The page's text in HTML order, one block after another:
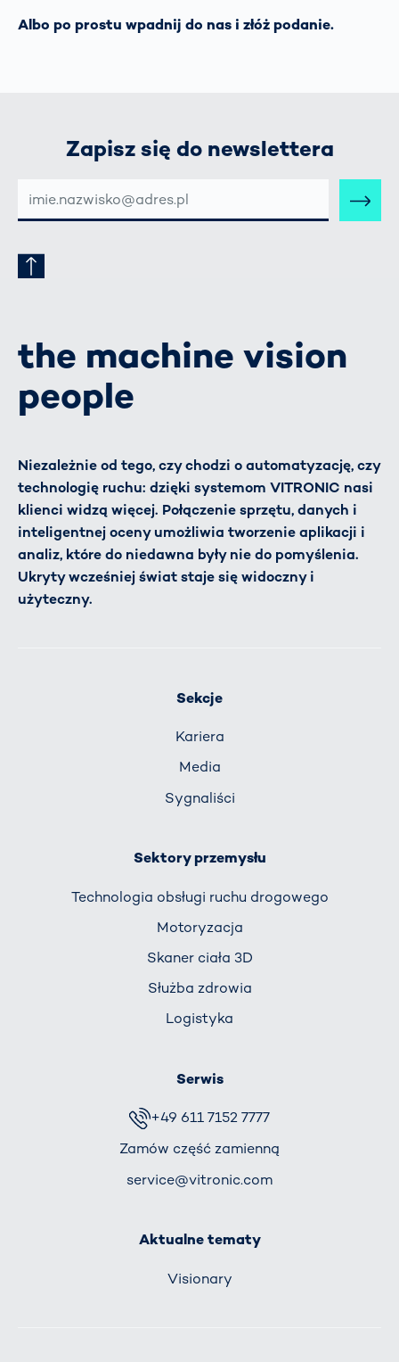
Albo po prostu wpadnij do nas i złóż podanie.
Zapisz się do newslettera
MAIL-
ADRESSE
the machine vision
people
Niezależnie od tego, czy chodzi o automatyzację, czy
technologię ruchu: dzięki systemom VITRONIC nasi
klienci widzą więcej. Połączenie sprzętu, danych i
inteligentnej oceny umożliwia tworzenie aplikacji i
analiz, które do niedawna były nie do pomyślenia.
Ukryty wcześniej świat staje się widoczny i
użyteczny.
Sekcje
Kariera
Media
Sygnaliści
Sektory przemysłu
Technologia obsługi ruchu drogowego
Motoryzacja
Skaner ciała 3D
Służba zdrowia
Logistyka
Serwis
+49 611 7152 7777
Zamów część zamienną
service@vitronic.com
Aktualne tematy
Visionary